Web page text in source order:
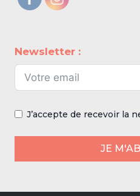
Newsletter :
J’accepte de recevoir la
JE